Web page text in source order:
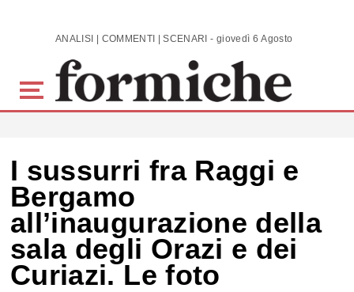
Skip to main content ANALISI | COMMENTI | SCENARI - giovedì 6 Agosto 2026
I sussurri fra Raggi e
Bergamo
all’inaugurazione della
sala degli Orazi e dei
Curiazi. Le foto